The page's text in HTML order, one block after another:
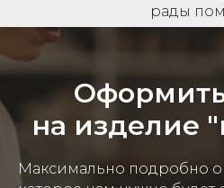
рады
Оформить
на изделие
Максимально подробно